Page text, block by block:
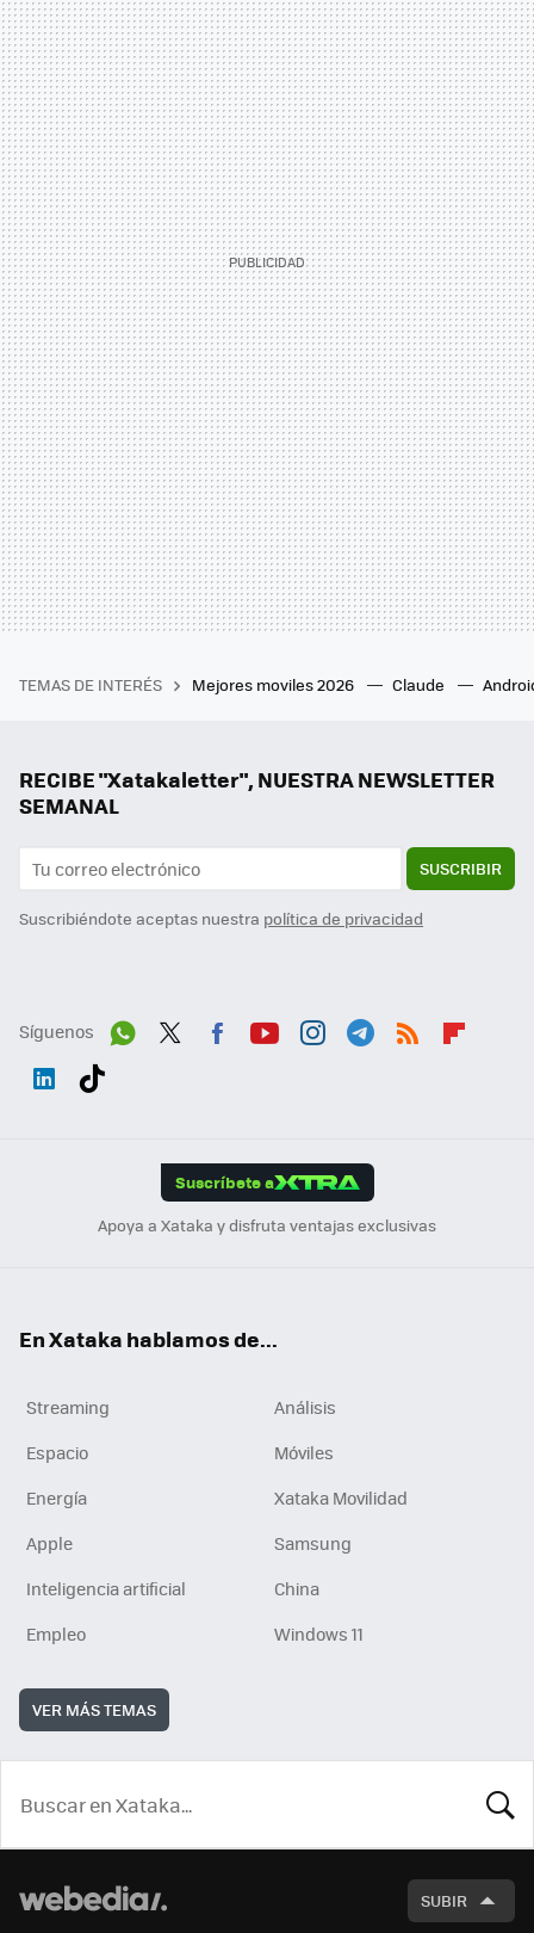
TEMAS DE INTERÉS Mejores moviles 2026 Claude
RECIBE "Xatakaletter", NUESTRA NEWSLETTER
SEMANAL
SUSCRIBIR
Suscribiéndote aceptas nuestra política de privacidad
Síguenos
Suscríbete a
Apoya a Xataka y disfruta ventajas exclusivas
En Xataka hablamos de...
Streaming
Análisis
Espacio
Móviles
Energía
Xataka Movilidad
Apple
Samsung
Inteligencia artificial
China
Empleo
Windows 11
VER MÁS TEMAS
SUBIR